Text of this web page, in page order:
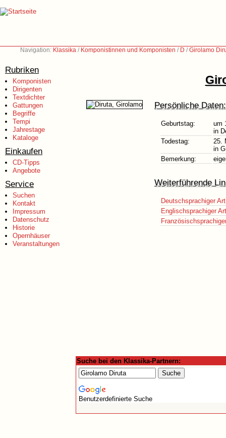
Navigation: Klassika / Komponistinnen und Komponisten / D /Girolamo
Rubriken
Komponisten
Dirigenten
Textdichter
Gattungen
Begriffe
Tempi
Jahrestage
Kataloge
Einkaufen
CD-Tipps
Angebote
Service
Suchen
Kontakt
Impressum
Datenschutz
Historie
Opernhäuser
Veranstaltungen
Persönliche Daten:
Geburtstag:
um
in
Todestag:
25.
in
Bemerkung:
Weiterführende
Deutschsprachiger
Englischsprachiger
Suche bei den Klassika-Partnern:
Benutzerdefinierte Suche